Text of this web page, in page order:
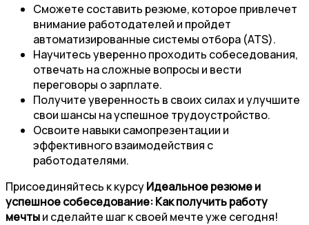
Сможете составить резюме, которое привлечет
внимание работодателей и пройдет
автоматизированные системы отбора (ATS).
Научитесь уверенно проходить собеседования,
отвечать на сложные вопросы и вести
переговоры о зарплате.
Получите уверенность в своих силах и улучшите
свои шансы на успешное трудоустройство.
Освоите навыки самопрезентации и
эффективного взаимодействия с
работодателями.
Присоединяйтесь к курсуИдеальное резюме и
успешное собеседование: Как получить работу
мечтыи сделайте шаг к своей мечте уже сегодня!